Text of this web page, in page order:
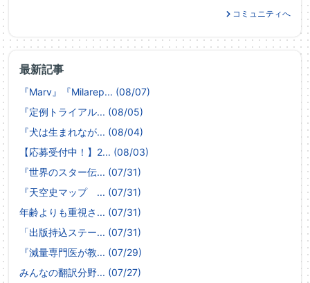
最新記事
『Marv』『Milarep... (08/07)
『定例トライアル... (08/05)
『犬は生まれなが... (08/04)
【応募受付中！】2... (08/03)
『世界のスター伝... (07/31)
『天空史マップ ... (07/31)
年齢よりも重視さ... (07/31)
「出版持込ステー... (07/31)
『減量専門医が教... (07/29)
みんなの翻訳分野... (07/27)
コミュニティへ